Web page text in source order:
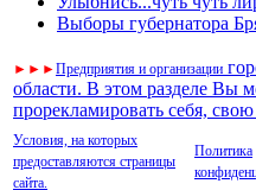
Выборы губернатора
► ► ►Предприятия и организации
области. В этом разделе Вы
прорекламировать себя,
Условия, на которых
предоставляются страницы
сайта.
Политика